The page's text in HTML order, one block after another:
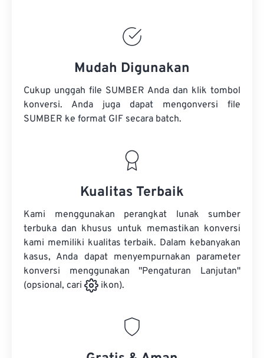
Mudah Digunakan
Cukup unggah file SUMBER Anda dan klik tombol
konversi. Anda juga dapat mengonversi file
SUMBER ke format GIF secara batch.
Kualitas Terbaik
Kami menggunakan perangkat lunak sumber
terbuka dan khusus untuk memastikan konversi
kami memiliki kualitas terbaik. Dalam kebanyakan
kasus, Anda dapat menyempurnakan parameter
konversi menggunakan "Pengaturan Lanjutan"
(opsional, cari
ikon).